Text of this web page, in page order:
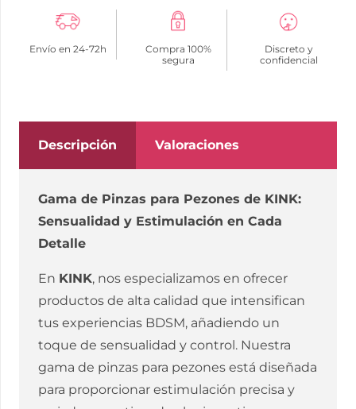
Envío en 24-72h
Compra 100%
segura
Discreto y
confidencial
Descripción Valoraciones
Gama de Pinzas para Pezones de KINK:
Sensualidad y Estimulación en Cada
Detalle
En KINK, nos especializamos en ofrecer
productos de alta calidad que intensifican
tus experiencias BDSM, añadiendo un
toque de sensualidad y control. Nuestra
gama de pinzas para pezones está diseñada
para proporcionar estimulación precisa y